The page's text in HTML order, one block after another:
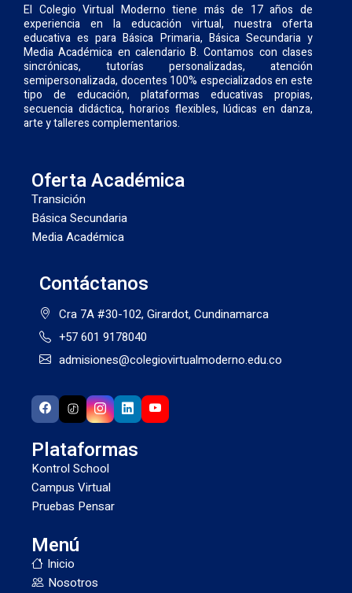
El Colegio Virtual Moderno tiene más de 17 años de
experiencia en la educación virtual, nuestra oferta
educativa es para Básica Primaria, Básica Secundaria y
Media Académica en calendario B. Contamos con clases
sincrónicas, tutorías personalizadas, atención
semipersonalizada, docentes 100% especializados en este
tipo de educación, plataformas educativas propias,
secuencia didáctica, horarios flexibles, lúdicas en danza,
arte y talleres complementarios.
Oferta Académica
Transición
Básica Secundaria
Media Académica
Contáctanos
Cra 7A #30-102, Girardot, Cundinamarca
+57 601 9178040
admisiones@colegiovirtualmoderno.edu.co
Plataformas
Kontrol School
Campus Virtual
Pruebas Pensar
Menú
Inicio
Nosotros